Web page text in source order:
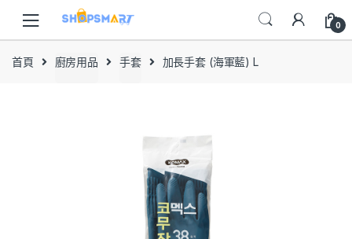
navigation
content
0
首頁 廚房用品 手套 加長手套 (海軍藍) L